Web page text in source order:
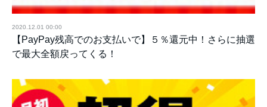
2020.12.01 00:00
【PayPay残高でのお支払いで】５％還元中！さらに抽選
で最大全額戻ってくる！